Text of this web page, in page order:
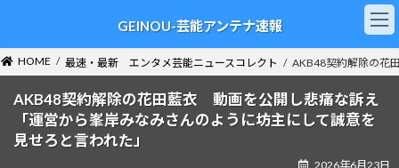
ン
ツ
ー
シ
GEINOU-芸能アンテナ速報
HOME 最速・最新 エンタメ芸能ニュースコレクト AKB48契約解除の花
AKB48契約解除の花田藍衣 動画を公開し悲痛な訴え
「運営から峯岸みなみさんのように坊主にして誠意を
見せろと言われた」
2026年6月23日